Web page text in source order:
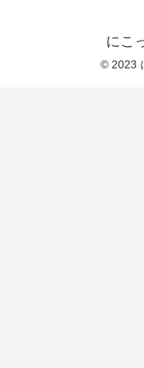
にこ
© 2023